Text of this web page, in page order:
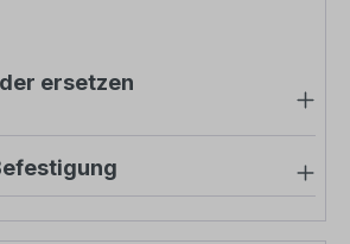
ersetzen